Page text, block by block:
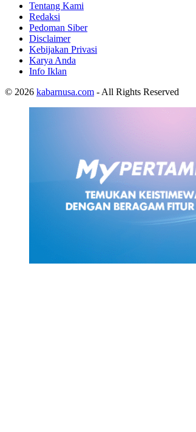
Tentang Kami
Redaksi
Pedoman Siber
Disclaimer
Kebijakan Privasi
Karya Anda
Info Iklan
© 2026 kabarnusa.com - All Rights Reserved